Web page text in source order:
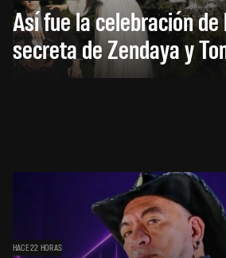
Así fue la celebración de
secreta de Zendaya y
HACE 22 HORAS